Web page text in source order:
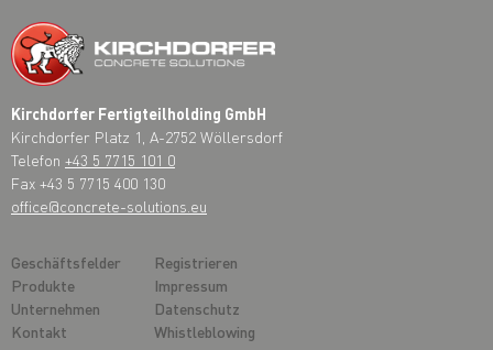
Kirchdorfer Fertigteilholding GmbH
Kirchdorfer Platz 1, A-2752 Wöllersdorf
Telefon +43 5 7715 101 0
Fax +43 5 7715 400 130
office@concrete-solutions.eu
Geschäftsfelder
Produkte
Unternehmen
Kontakt
Registrieren
Impressum
Datenschutz
Whistleblowing